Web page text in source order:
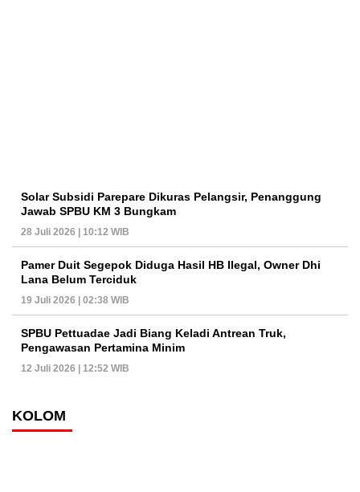
Solar Subsidi Parepare Dikuras Pelangsir, Penanggung
Jawab SPBU KM 3 Bungkam
28 Juli 2026 | 10:12 WIB
Pamer Duit Segepok Diduga Hasil HB Ilegal, Owner Dhi
Lana Belum Terciduk
19 Juli 2026 | 02:38 WIB
SPBU Pettuadae Jadi Biang Keladi Antrean Truk,
Pengawasan Pertamina Minim
12 Juli 2026 | 12:52 WIB
KOLOM